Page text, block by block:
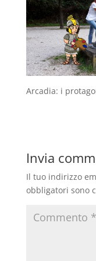
Arcadia: i
Invia
Il tuo indirizzo
obbligatori sono